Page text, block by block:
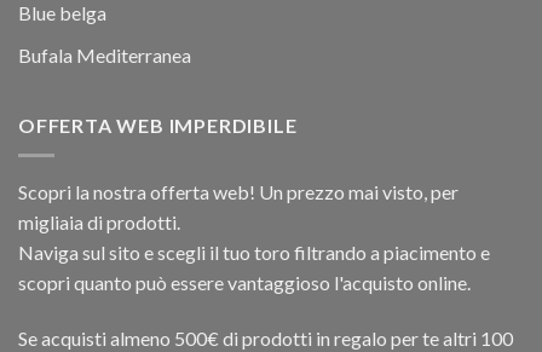
Blue belga
Bufala Mediterranea
OFFERTA WEB IMPERDIBILE
Scopri la nostra offerta web! Un prezzo mai visto, per
migliaia di prodotti.
Naviga sul sito e scegli il tuo toro filtrando a piacimento e
scopri quanto può essere vantaggioso l'acquisto online.
Se acquisti almeno 500€ di prodotti in regalo per te altri 100